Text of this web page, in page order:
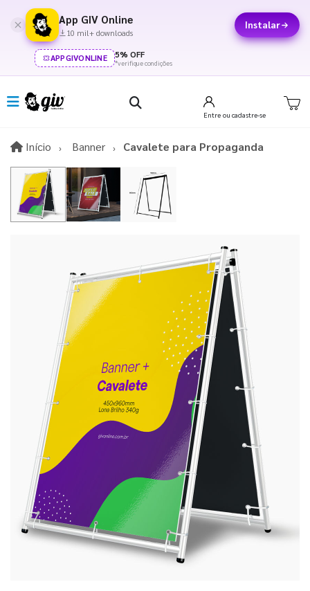
App GIV Online
10 mil+ downloads
Instalar
APPGIVONLINE 5% OFF
*verifique condições
Entre ou cadastre-se
Início InícioBanner Cavalete para Propaganda